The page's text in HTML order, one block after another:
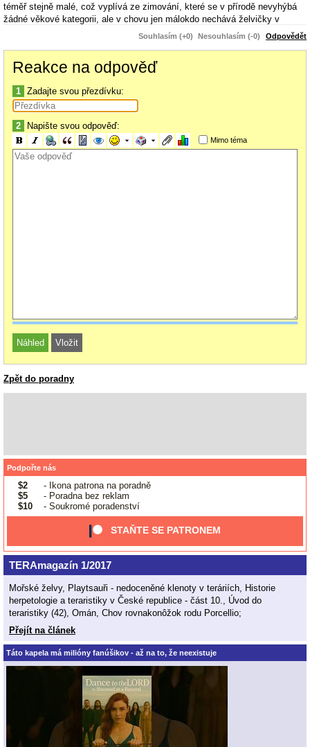
téměř stejně malé, což vyplívá ze zimování, které se v přírodě nevyhýbá
žádné věkové kategorii, ale v chovu jen málokdo nechává želvičky v
prvním roce zimovat, takže růst je mnohem intenzivnější.
Souhlasím (+0) Nesouhlasím (-0) Odpovědět
Reakce na odpověď
1 Zadajte svou přezdívku:
2 Napište svou odpověď:
Mimo téma
Zpět do poradny
Podpořte nás
$2
- Ikona patrona na poradně
$5
- Poradna bez reklam
$10
- Soukromé poradenství
STAŇTE SE PATRONEM
TERAmagazín 1/2017
Mořské želvy, Playtsauři - nedoceněné klenoty v teráriích, Historie
herpetologie a teraristiky v České republice - část 10., Úvod do
teraristiky (42), Omán, Chov rovnakonôžok rodu Porcellio;
Přejít na článek
Táto kapela má milióny fanúšikov - až na to, že neexistuje